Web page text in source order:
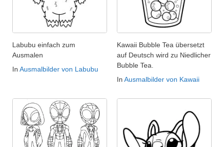
Labubu einfach zum
Ausmalen
In Ausmalbilder von Labubu
Kawaii Bubble Tea übersetzt
auf Deutsch wird zu Niedlicher
Bubble Tea.
In Ausmalbilder von Kawaii